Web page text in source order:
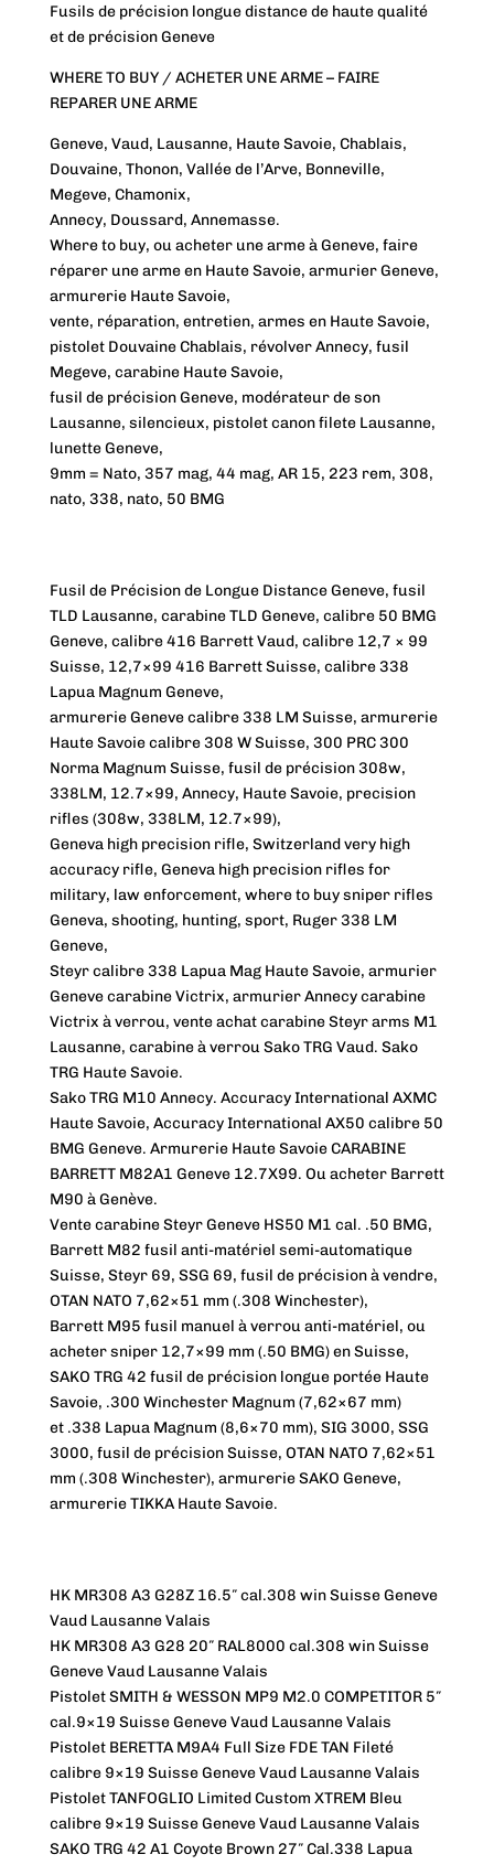
Fusils de précision longue distance de haute qualité
et de précision Geneve
WHERE TO BUY / ACHETER UNE ARME – FAIRE
REPARER UNE ARME
Geneve, Vaud, Lausanne, Haute Savoie, Chablais,
Douvaine, Thonon, Vallée de l’Arve, Bonneville,
Megeve, Chamonix,
Annecy, Doussard, Annemasse.
Where to buy, ou acheter une arme à Geneve, faire
réparer une arme en Haute Savoie, armurier Geneve,
armurerie Haute Savoie,
vente, réparation, entretien, armes en Haute Savoie,
pistolet Douvaine Chablais, révolver Annecy, fusil
Megeve, carabine Haute Savoie,
fusil de précision Geneve, modérateur de son
Lausanne, silencieux, pistolet canon filete Lausanne,
lunette Geneve,
9mm = Nato, 357 mag, 44 mag, AR 15, 223 rem, 308,
nato, 338, nato, 50 BMG
Fusil de Précision de Longue Distance Geneve, fusil
TLD Lausanne, carabine TLD Geneve, calibre 50 BMG
Geneve, calibre 416 Barrett Vaud, calibre 12,7 × 99
Suisse, 12,7×99 416 Barrett Suisse, calibre 338
Lapua Magnum Geneve,
armurerie Geneve calibre 338 LM Suisse, armurerie
Haute Savoie calibre 308 W Suisse, 300 PRC 300
Norma Magnum Suisse, fusil de précision 308w,
338LM, 12.7×99, Annecy, Haute Savoie, precision
rifles (308w, 338LM, 12.7×99),
Geneva high precision rifle, Switzerland very high
accuracy rifle, Geneva high precision rifles for
military, law enforcement, where to buy sniper rifles
Geneva, shooting, hunting, sport, Ruger 338 LM
Geneve,
Steyr calibre 338 Lapua Mag Haute Savoie, armurier
Geneve carabine Victrix, armurier Annecy carabine
Victrix à verrou, vente achat carabine Steyr arms M1
Lausanne, carabine à verrou Sako TRG Vaud. Sako
TRG Haute Savoie.
Sako TRG M10 Annecy. Accuracy International AXMC
Haute Savoie, Accuracy International AX50 calibre 50
BMG Geneve. Armurerie Haute Savoie CARABINE
BARRETT M82A1 Geneve 12.7X99. Ou acheter Barrett
M90 à Genève.
Vente carabine Steyr Geneve HS50 M1 cal. .50 BMG,
Barrett M82 fusil anti-matériel semi-automatique
Suisse, Steyr 69, SSG 69, fusil de précision à vendre,
OTAN NATO 7,62×51 mm (.308 Winchester),
Barrett M95 fusil manuel à verrou anti-matériel, ou
acheter sniper 12,7×99 mm (.50 BMG) en Suisse,
SAKO TRG 42 fusil de précision longue portée Haute
Savoie, .300 Winchester Magnum (7,62×67 mm)
et .338 Lapua Magnum (8,6×70 mm), SIG 3000, SSG
3000, fusil de précision Suisse, OTAN NATO 7,62×51
mm (.308 Winchester), armurerie SAKO Geneve,
armurerie TIKKA Haute Savoie.
HK MR308 A3 G28Z 16.5″ cal.308 win Suisse Geneve
Vaud Lausanne Valais
HK MR308 A3 G28 20″ RAL8000 cal.308 win Suisse
Geneve Vaud Lausanne Valais
Pistolet SMITH & WESSON MP9 M2.0 COMPETITOR 5″
cal.9×19 Suisse Geneve Vaud Lausanne Valais
Pistolet BERETTA M9A4 Full Size FDE TAN Fileté
calibre 9×19 Suisse Geneve Vaud Lausanne Valais
Pistolet TANFOGLIO Limited Custom XTREM Bleu
calibre 9×19 Suisse Geneve Vaud Lausanne Valais
SAKO TRG 42 A1 Coyote Brown 27″ Cal.338 Lapua